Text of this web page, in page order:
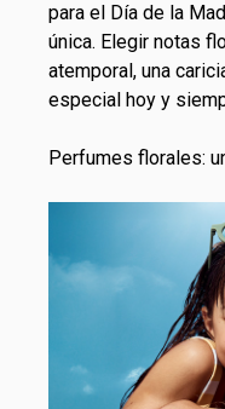
para el Día de la
única. Elegir notas
atemporal, una
especial hoy y
Perfumes florales: